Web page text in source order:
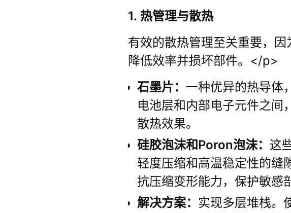
1. 热管理与散热
有效的散热管理至关重要，
降低效率并损坏部件。</p>
石墨片： 一种优异的热导体
电池层和内部电子元件之间
散热效果。
硅胶泡沫和Poron泡沫： 这
轻度压缩和高温稳定性的缝
抗压缩变形能力，保护敏感
解决方案： 实现多层堆栈。